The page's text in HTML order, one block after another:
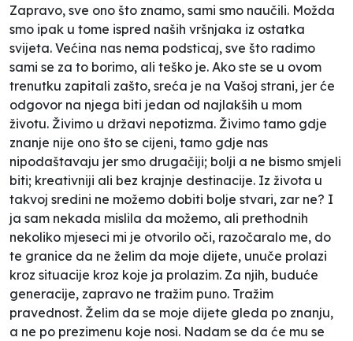
Zapravo, sve ono što znamo, sami smo naučili. Možda
smo ipak u tome ispred naših vršnjaka iz ostatka
svijeta. Većina nas nema podsticaj, sve što radimo
sami se za to borimo, ali teško je. Ako ste se u ovom
trenutku zapitali zašto, sreća je na Vašoj strani, jer će
odgovor na njega biti jedan od najlakših u mom
životu. Živimo u državi nepotizma. Živimo tamo gdje
znanje nije ono što se cijeni, tamo gdje nas
nipodaštavaju jer smo drugačiji; bolji a ne bismo smjeli
biti; kreativniji ali bez krajnje destinacije. Iz života u
takvoj sredini ne možemo dobiti bolje stvari, zar ne? I
ja sam nekada mislila da možemo, ali prethodnih
nekoliko mjeseci mi je otvorilo oči, razočaralo me, do
te granice da ne želim da moje dijete, unuče prolazi
kroz situacije kroz koje ja prolazim. Za njih, buduće
generacije, zapravo ne tražim puno. Tražim
pravednost. Želim da se moje dijete gleda po znanju,
a ne po prezimenu koje nosi. Nadam se da će mu se